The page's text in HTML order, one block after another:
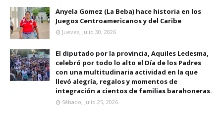
Anyela Gomez (La Beba) hace historia en los
Juegos Centroamericanos y del Caribe
Jueves, Julio 30, 2026
El diputado por la provincia, Aquiles Ledesma,
celebró por todo lo alto el Día de los Padres
con una multitudinaria actividad en la que
llevó alegría, regalos y momentos de
integración a cientos de familias barahoneras.
Sábado, Julio 25, 2026